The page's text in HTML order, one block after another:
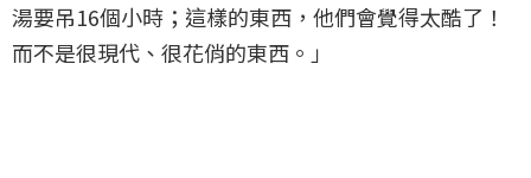
湯要吊16個小時；這樣的東西，他們會覺得太酷了！
而不是很現代、很花俏的東西。」